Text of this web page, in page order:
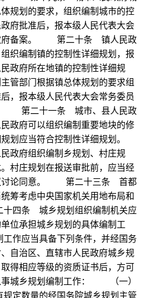
规划的要求，组织编制城市的控
府批准后，报本级人民代表大会
府备案。 第二十条 镇人民政
织编制镇的控制性详细规划，报
政府所在地镇的控制性详细规
管部门根据镇总体规划的要求组
，报本级人民代表大会常务委员
第二十一条 城市、县人民政
政府可以组织编制重要地块的修
划应当符合控制性详细规划。
府组织编制乡规划、村庄规
村庄规划在报送审批前，应当经
讨论同意。 第二十三条 首都
筹考虑中央国家机关用地布局和
四条 城乡规划组织编制机关应
位承担城乡规划的具体编制工
应当具备下列条件，并经国务
自治区、直辖市人民政府城乡规
得相应等级的资质证书后，方可
事城乡规划编制工作： （一）
数量的经国务院城乡规划主管